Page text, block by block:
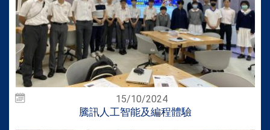
15/10/2024
騰訊人工智能及編程體驗